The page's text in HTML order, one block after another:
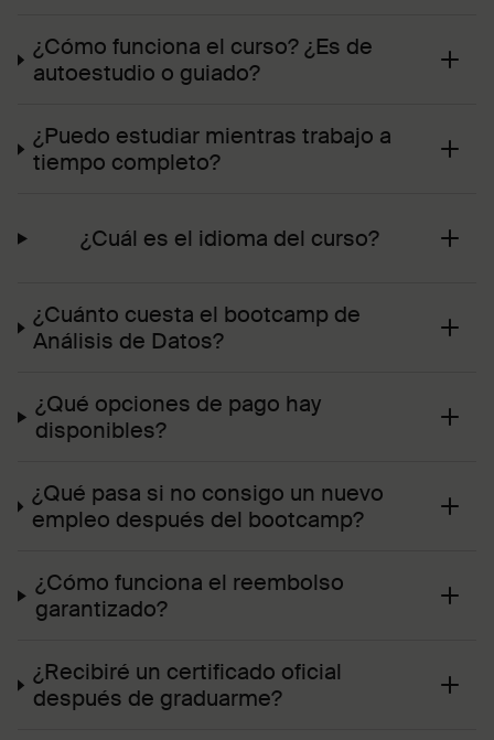
¿Cómo funciona el curso? ¿Es de
autoestudio o guiado?
¿Puedo estudiar mientras trabajo a
tiempo completo?
¿Cuál es el idioma del curso?
¿Cuánto cuesta el bootcamp de
Análisis de Datos?
¿Qué opciones de pago hay
disponibles?
¿Qué pasa si no consigo un nuevo
empleo después del bootcamp?
¿Cómo funciona el reembolso
garantizado?
¿Recibiré un certificado oficial
después de graduarme?